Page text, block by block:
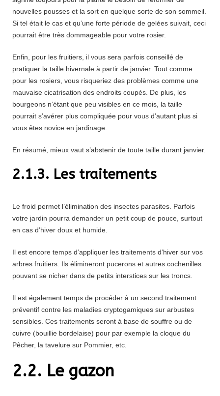
nouvelles pousses et la sort en quelque sorte de son sommeil.
Si tel était le cas et qu’une forte période de gelées suivait, ceci
pourrait être très dommageable pour votre rosier.
Enfin, pour les fruitiers, il vous sera parfois conseillé de
pratiquer la taille hivernale à partir de janvier. Tout comme
pour les rosiers, vous risqueriez des problèmes comme une
mauvaise cicatrisation des endroits coupés. De plus, les
bourgeons n’étant que peu visibles en ce mois, la taille
pourrait s’avérer plus compliquée pour vous d’autant plus si
vous êtes novice en jardinage.
En résumé, mieux vaut s’abstenir de toute taille durant janvier.
2.1.3. Les traitements
Le froid permet l’élimination des insectes parasites. Parfois
votre jardin pourra demander un petit coup de pouce, surtout
en cas d’hiver doux et humide.
Il est encore temps d’appliquer les traitements d’hiver sur vos
arbres fruitiers. Ils élimineront pucerons et autres cochenilles
pouvant se nicher dans de petits interstices sur les troncs.
Il est également temps de procéder à un second traitement
préventif contre les maladies cryptogamiques sur arbustes
sensibles. Ces traitements seront à base de souffre ou de
cuivre (bouillie bordelaise) pour par exemple la cloque du
Pêcher, la tavelure sur Pommier, etc.
2.2. Le gazon